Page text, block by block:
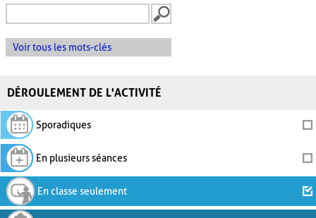
Voir tous les mots-clés
DÉROULEMENT DE L'ACTIVITÉ
Sporadiques
En plusieurs séances
En classe seulement